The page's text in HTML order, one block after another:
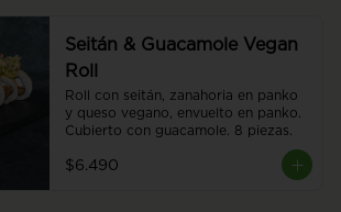
Seitán & Guacamole Vegan
Roll
Roll con seitán, zanahoria en panko
y queso vegano, envuelto en panko.
Cubierto con guacamole. 8 piezas.
$6.490